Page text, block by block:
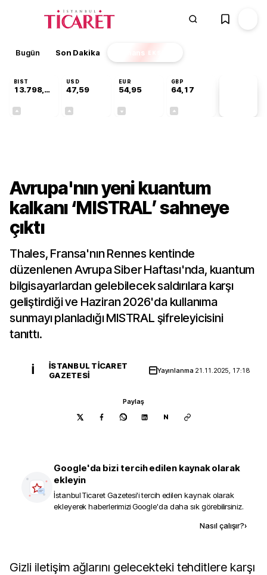
Bugün Son Dakika Finans EKSTRA
BIST
13.798,82
USD
47,59
EUR
54,95
GBP
64,17
Avrupa'nın yeni kuantum
kalkanı ‘MISTRAL’ sahneye
çıktı
Thales, Fransa'nın Rennes kentinde
düzenlenen Avrupa Siber Haftası'nda, kuantum
bilgisayarlardan gelebilecek saldırılara karşı
geliştirdiği ve Haziran 2026'da kullanıma
sunmayı planladığı MISTRAL şifreleyicisini
tanıttı.
İ
İSTANBUL TICARET
GAZETESI
Yayınlanma 21.11.2025, 17:18
Paylaş
N
Google'da bizi tercih edilen kaynak olarak
ekleyin
İstanbul Ticaret Gazetesi'i tercih edilen kaynak olarak
ekleyerek haberlerimizi Google'da daha sık görebilirsiniz.
Nasıl çalışır?›
Gizli iletişim ağlarını gelecekteki tehditlere karşı